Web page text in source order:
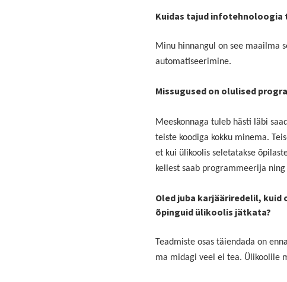
Kuidas tajud infotehnoloogia
Minu hinnangul on see maailma
automatiseerimine.
Missugused on olulised
Meeskonnaga tuleb hästi läbi
teiste koodiga kokku minema.
et kui ülikoolis seletatakse
kellest saab programmeerija
Oled juba karjääriredelil,
õpinguid ülikoolis jätkata?
Teadmiste osas täiendada on
ma midagi veel ei tea. Ülikoolile